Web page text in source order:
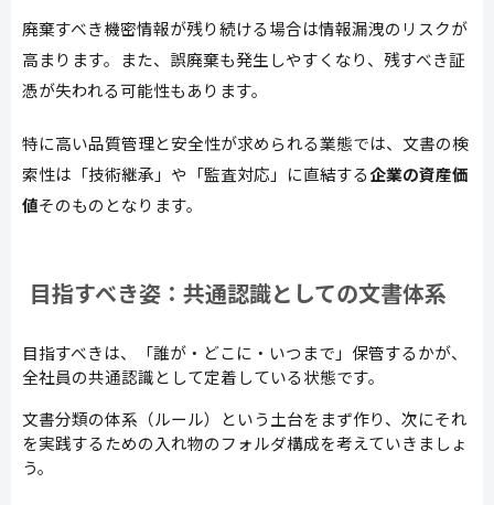
廃棄すべき機密情報が残り続ける場合は情報漏洩のリスクが
高まります。また、誤廃棄も発生しやすくなり、残すべき証
憑が失われる可能性もあります。
特に高い品質管理と安全性が求められる業態では、文書の検
索性は「技術継承」や「監査対応」に直結する企業の資産価
値そのものとなります。
目指すべき姿：共通認識としての文書体系
目指すべきは、「誰が・どこに・いつまで」保管するかが、
全社員の共通認識として定着している状態です。
文書分類の体系（ルール）という土台をまず作り、次にそれ
を実践するための入れ物のフォルダ構成を考えていきましょ
う。